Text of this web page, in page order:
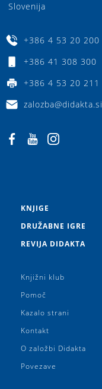
Slovenija
+386 4 53 20 200
+386 41 308 300
+386 4 53 20 211
zalozba@didakta.si
KNJIGE
DRUŽABNE IGRE
REVIJA DIDAKTA
Knjižni klub
Pomoč
Kazalo strani
Kontakt
O založbi Didakta
Povezave